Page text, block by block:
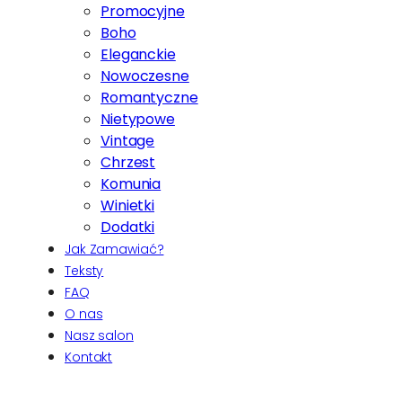
Promocyjne
Boho
Eleganckie
Nowoczesne
Romantyczne
Nietypowe
Vintage
Chrzest
Komunia
Winietki
Dodatki
Jak Zamawiać?
Teksty
FAQ
O nas
Nasz salon
Kontakt